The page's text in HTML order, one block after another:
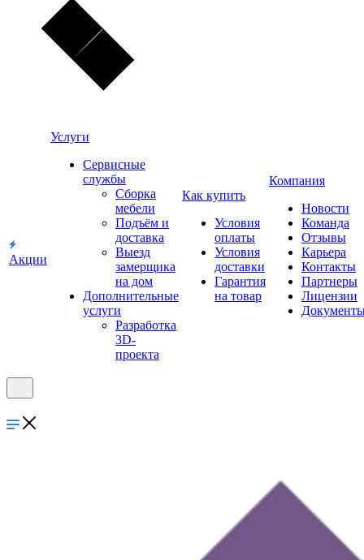
Акции
Услуги
Сервисные
службы
Сборка
мебели
Подъём и
доставка
Выезд
замерщика
на дом
Дополнительные
услуги
Разработка
3D-
проекта
Как купить
Условия
оплаты
Условия
доставки
Гарантия
на товар
Компания
Новости
Команда
Отзывы
Карьера
Контакты
Партнеры
Лицензии